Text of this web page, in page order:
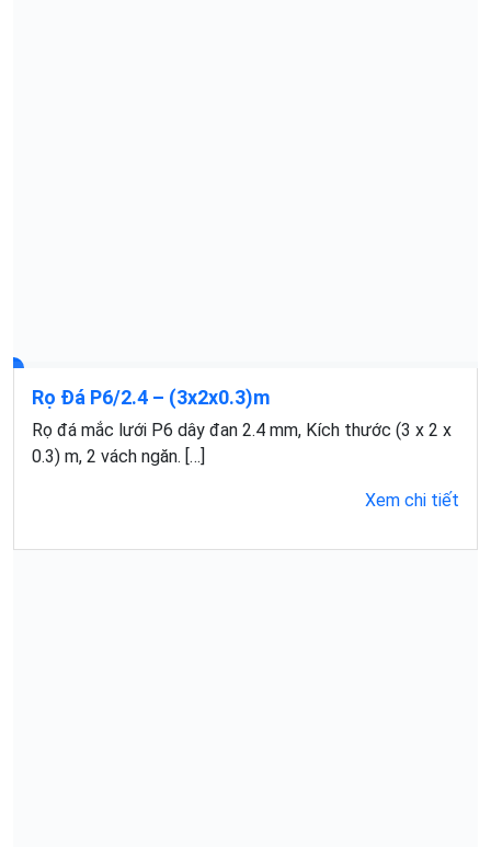
Rọ Đá P6/2.4 – (3x2x0.3)m
Rọ đá mắc lưới P6 dây đan 2.4 mm, Kích thước (3 x 2 x
0.3) m, 2 vách ngăn. […]
Xem chi tiết